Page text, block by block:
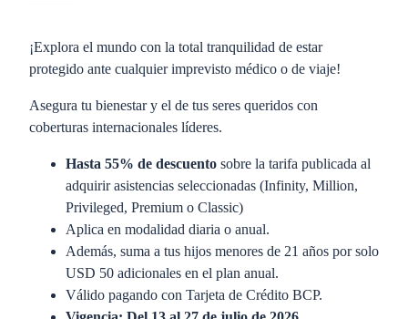
¡Explora el mundo con la total tranquilidad de estar
protegido ante cualquier imprevisto médico o de viaje!
Asegura tu bienestar y el de tus seres queridos con
coberturas internacionales líderes.
Hasta 55% de descuento sobre la tarifa publicada al
adquirir asistencias seleccionadas (Infinity, Million,
Privileged, Premium o Classic)
Aplica en modalidad diaria o anual.
Además, suma a tus hijos menores de 21 años por solo
USD 50 adicionales en el plan anual.
Válido pagando con Tarjeta de Crédito BCP.